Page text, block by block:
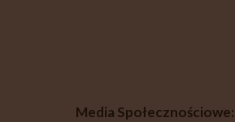
Media Społecznościowe: